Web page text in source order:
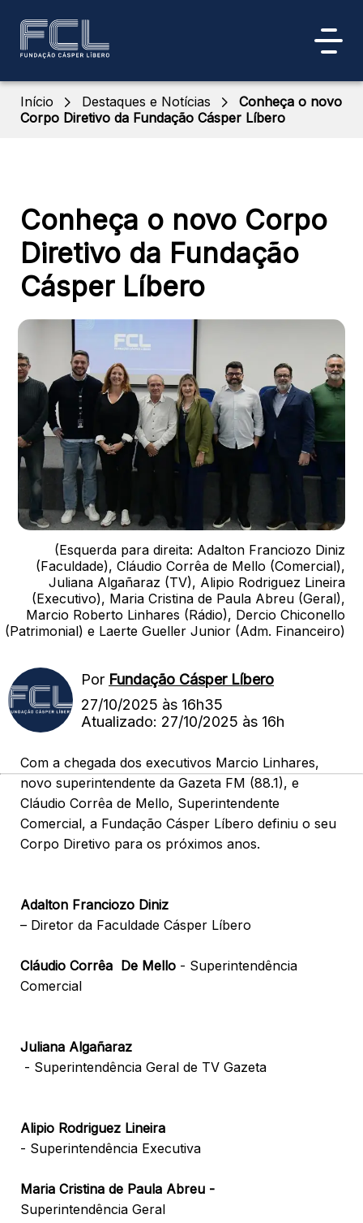
Início Destaques e Notícias
Conheça o novo
Corpo Diretivo da Fundação Cásper Líbero
Conheça o novo Corpo
Diretivo da Fundação
Cásper Líbero
(Esquerda para direita: Adalton Franciozo Diniz
(Faculdade), Cláudio Corrêa de Mello (Comercial),
Juliana Algañaraz (TV), Alipio Rodriguez Lineira
(Executivo), Maria Cristina de Paula Abreu (Geral),
Marcio Roberto Linhares (Rádio), Dercio Chiconello
(Patrimonial) e Laerte Gueller Junior (Adm. Financeiro)
Por Fundação Cásper Líbero
27/10/2025 às 16h35
Atualizado: 27/10/2025 às 16h
Com a chegada dos executivos Marcio Linhares,
novo superintendente da Gazeta FM (88.1), e
Cláudio Corrêa de Mello, Superintendente
Comercial, a Fundação Cásper Líbero definiu o seu
Corpo Diretivo para os próximos anos.
Adalton Franciozo Diniz
– Diretor da Faculdade Cásper Líbero
Cláudio Corrêa De Mello - Superintendência
Comercial
Juliana Algañaraz
- Superintendência Geral de TV Gazeta
Alipio Rodriguez Lineira
- Superintendência Executiva
Maria Cristina de Paula Abreu -
Superintendência Geral